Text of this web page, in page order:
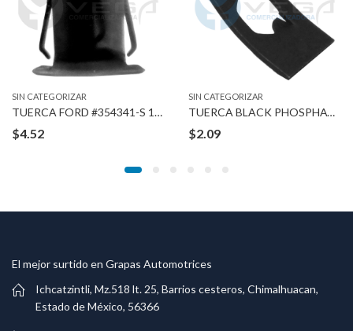
SIN CATEGORIZAR
TUERCA FORD #354341-S 1/4″ STUD
$4.52
SIN CATEGORIZAR
TUERCA BLACK PHOSPHATE 3/16″ 3/8″X5/8″
$2.09
El mejor surtido en Grapas Automotrices
Ichcatzintli, Mz.518 lt. 25, Barrios cesteros, Chimalhuacan,
Estado de México, 56366